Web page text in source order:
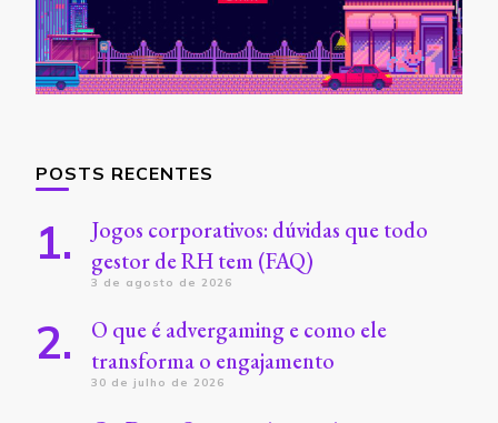
POSTS RECENTES
Jogos corporativos: dúvidas que todo
gestor de RH tem (FAQ)
3 de agosto de 2026
O que é advergaming e como ele
transforma o engajamento
30 de julho de 2026